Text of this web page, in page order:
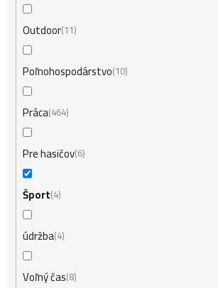
Outdoor 11
Poľnohospodárstvo 10
Práca 464
Pre hasičov 6
Šport 4
údržba 4
Voľný čas 8